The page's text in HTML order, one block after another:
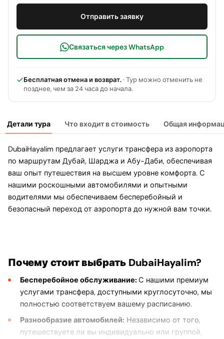
Детали тура Что входит в стоимость Общая
DubaiHayalim предлагает услуги трансфера из аэропорта
по маршрутам Дубай, Шарджа и Абу-Даби, обеспечивая
ваш опыт путешествия на высшем уровне комфорта. С
нашими роскошными автомобилями и опытными
водителями мы обеспечиваем бесперебойный и
безопасный переход от аэропорта до нужной вам точки.
Почему стоит выбрать DubaiHayalim?
Бесперебойное обслуживание: С нашими премиум
услугами трансфера, доступными круглосуточно, мы
полностью соответствуем вашему расписанию.
Разнообразие автомобилей: Независимо от того,
путешествуете ли вы индивидуально или группой,
Отправить заявку
Связаться через WhatsApp
Бесплатная отмена и возврат.· Тур можно отменить не
позднее, чем за 24 часа до начала.